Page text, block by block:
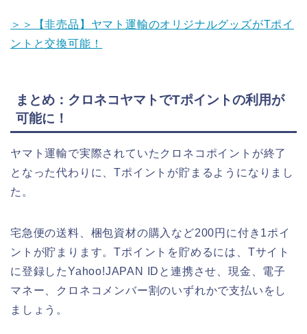
＞＞【非売品】ヤマト運輸のオリジナルグッズがTポイ
ントと交換可能！
まとめ：クロネコヤマトでTポイントの利用が
可能に！
ヤマト運輸で実際されていたクロネコポイントが終了
となった代わりに、Tポイントが貯まるようになりまし
た。
宅急便の送料、梱包資材の購入など200円に付き1ポイ
ントが貯まります。Tポイントを貯めるには、Tサイト
に登録したYahoo!JAPAN IDと連携させ、現金、電子
マネー、クロネコメンバー割のいずれかで支払いをし
ましょう。